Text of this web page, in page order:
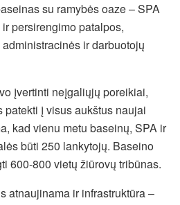
su ramybės oaze – SPA
persirengimo patalpos,
ir darbuotojų
įvertinti neįgaliųjų poreikiai,
į visus aukštus naujai
kad vienu metu baseinų, SPA ir
būti 250 lankytojų. Baseino
600-800 vietų žiūrovų tribūnas.
atnaujinama ir infrastruktūra –